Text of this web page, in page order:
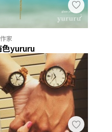
家
色yururu